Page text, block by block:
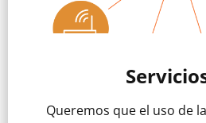
Queremos que el uso de